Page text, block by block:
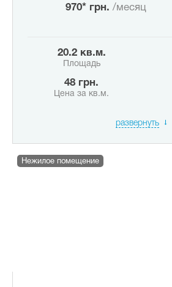
970* грн. /месяц
20.2 кв.м.
Площадь
48 грн.
Цена за кв.м.
развернуть
Нежилое помещение